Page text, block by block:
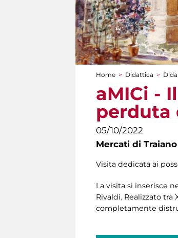
Tu sei qui
Home > Didattica >
aMICi -
perduta
05/10/2022
Mercati di
Visita dedicata ai
La visita si inserisce
Rivaldi. Realizzato
completamente